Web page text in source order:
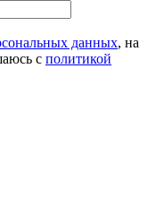
данных, на
с политикой